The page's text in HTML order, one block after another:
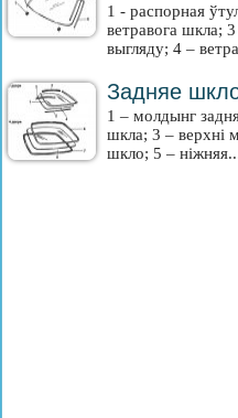
1 - распорная
ветравога шкла;
выгляду; 4 –
Задняе
1 – молдынг
шкла; 3 – верхні
шкло; 5 –